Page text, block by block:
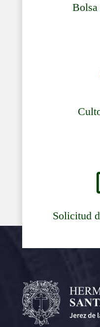
Bolsa
Solicitud